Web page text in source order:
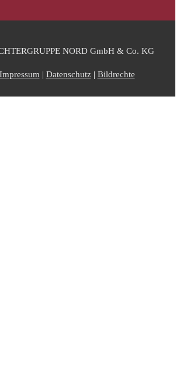
NORD GmbH & Co. KG
Impressum | Datenschutz| Bildrechte